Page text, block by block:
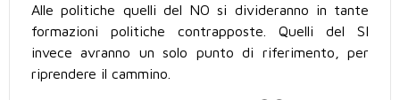
Alle politiche quelli del NO si divideranno in tante
formazioni politiche contrapposte. Quelli del SI
invece avranno un solo punto di riferimento, per
riprendere il cammino.